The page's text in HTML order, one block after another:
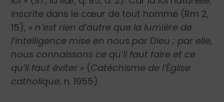
inscrite dans le cœur de tout homme (Rm 2,
15), « n’est rien d’autre que la lumière de
l’intelligence mise en nous par Dieu ; par elle,
nous connaissons ce qu’il faut faire et ce
qu’il faut éviter » (Catéchisme de l’Église
catholique, n. 1955).